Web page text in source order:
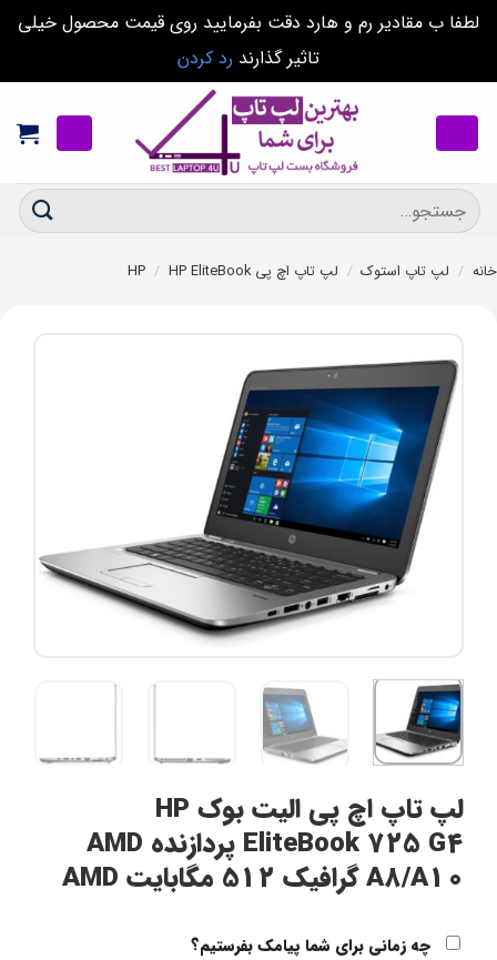
لطفا ب مقادیر رم و هارد دقت بفرمایید روی قیمت محصول خیلی
تاثیر گذارند رد کردن
content
جستجو
برای:
خانه / لپ تاپ استوک / لپ تاپ اچ پی HP / HP EliteBook
لپ تاپ اچ پی الیت بوک HP
EliteBook 725 G4 پردازنده AMD
A8/A10 گرافیک 512 مگابایت AMD
چه زمانی برای شما پیامک بفرستیم؟